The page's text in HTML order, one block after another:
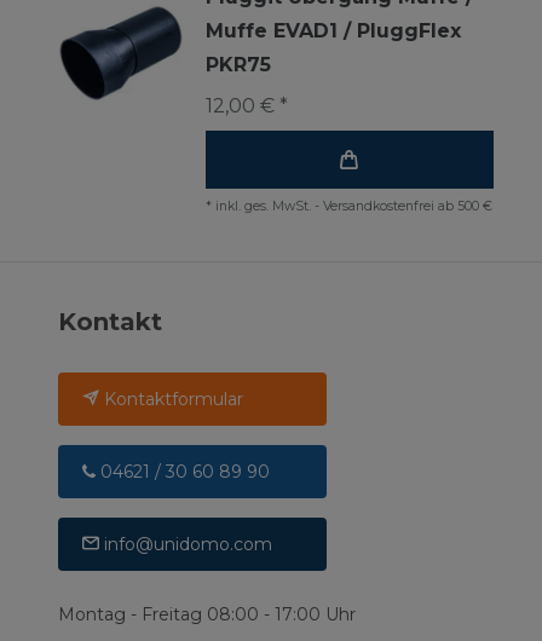
Muffe EVAD1 / PluggFlex
PKR75
12,00 € *
* inkl. ges. MwSt. - Versandkostenfrei ab 500 €
Kontakt
Kontaktformular
04621 / 30 60 89 90
info@unidomo.com
Montag - Freitag 08:00 - 17:00 Uhr